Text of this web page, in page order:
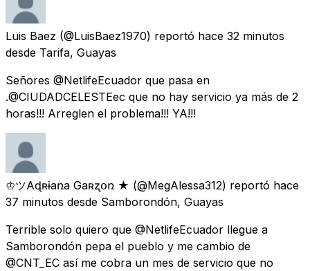
Luis Baez (@LuisBaez1970) reportó hace 32 minutos
desde Tarifa, Guayas
Señores @NetlifeEcuador que pasa en
.@CIUDADCELESTEec que no hay servicio ya más de 2
horas!!! Arreglen el problema!!! YA!!!
♔ツAɖʀɨaռa Gaʀʐօռ ★ (@MegAlessa312) reportó hace
37 minutos desde Samborondón, Guayas
Terrible solo quiero que @NetlifeEcuador llegue a
Samborondón pepa el pueblo y me cambio de
@CNT_EC así me cobra un mes de servicio que no